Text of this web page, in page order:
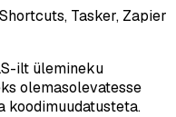
Tasker, Zapier
ilt ülemineku
olemasolevatesse
koodimuudatusteta.